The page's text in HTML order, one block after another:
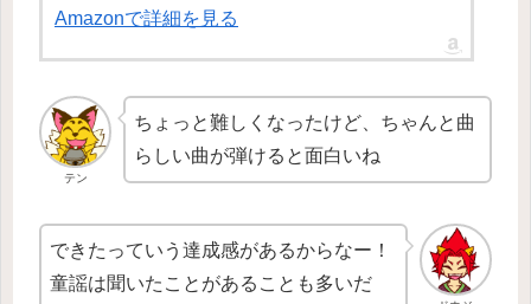
Amazonで詳細を見る
テン
ちょっと難しくなったけど、ちゃんと曲
らしい曲が弾けると面白いね
できたっていう達成感があるからなー！
童謡は聞いたことがあることも多いだ